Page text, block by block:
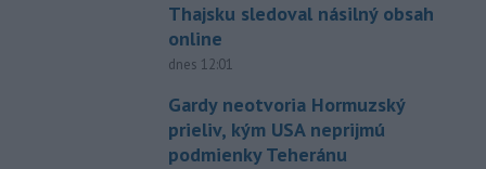
Thajsku sledoval násilný obsah
online
dnes 12:01
Gardy neotvoria Hormuzský
prieliv, kým USA neprijmú
podmienky Teheránu